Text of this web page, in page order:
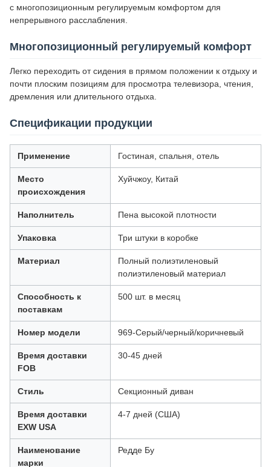
с многопозиционным регулируемым комфортом для
непрерывного расслабления.
Многопозиционный регулируемый комфорт
Легко переходить от сидения в прямом положении к отдыху и
почти плоским позициям для просмотра телевизора, чтения,
дремления или длительного отдыха.
Спецификации продукции
Применение Гостиная, спальня, отель
Место
происхождения
Хуйчжоу, Китай
Наполнитель Пена высокой плотности
Упаковка Три штуки в коробке
Материал
Полный полиэтиленовый
полиэтиленовый материал
Способность к
поставкам
500 шт. в месяц
Номер модели 969-Серый/черный/коричневый
Время доставки
FOB
30-45 дней
Стиль Секционный диван
Время доставки
EXW USA
4-7 дней (США)
Наименование
марки
Редде Бу